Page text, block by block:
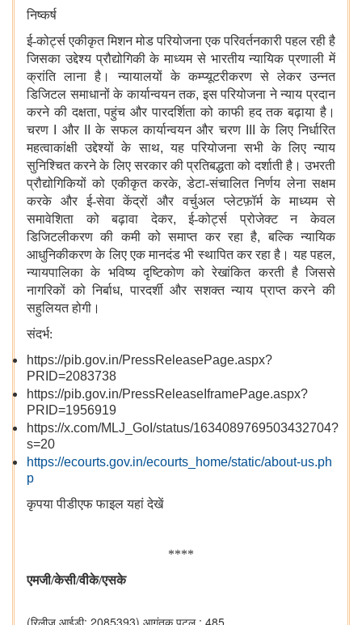
निष्कर्ष
ई-कोर्ट्स एकीकृत मिशन मोड परियोजना एक परिवर्तनकारी पहल रही है
जिसका उद्देश्य प्रौद्योगिकी के माध्यम से भारतीय न्यायिक प्रणाली में
क्रांति लाना है। न्यायालयों के कम्प्यूटरीकरण से लेकर उन्नत
डिजिटल समाधानों के कार्यान्वयन तक,इस परियोजना ने न्याय प्रदान
करने की दक्षता,पहुंच और पारदर्शिता को काफी हद तक बढ़ाया है।
चरण
और IIके सफल कार्यान्वयन और चरण IIIके लिए निर्धारित
महत्वाकांक्षी उद्देश्यों के साथ,यह परियोजना सभी के लिए न्याय
सुनिश्चित करने के लिए सरकार की प्रतिबद्धता को दर्शाती है। उभरती
प्रौद्योगिकियों को एकीकृत करके,डेटा-संचालित निर्णय लेना सक्षम
करके और ई-सेवा केंद्रों और वर्चुअल प्लेटफ़ॉर्म के माध्यम से
समावेशिता को बढ़ावा देकर,ई-कोर्ट्स प्रोजेक्ट न केवल
डिजिटलीकरण की कमी को समाप्त कर रहा है,बल्कि न्यायिक
आधुनिकीकरण के लिए एक मानदंड भी स्थापित कर रहा है। यह पहल,
न्यायपालिका के भविष्य दृष्टिकोण को रेखांकित करती है जिससे
नागरिकों को निर्बाध,पारदर्शी और सशक्त न्याय प्राप्त करने की
सहुलियत होगी।
संदर्भ:
https://pib.gov.in/PressReleasePage.aspx?
PRID=2083738
https://pib.gov.in/PressReleaseIframePage.aspx?
PRID=1956919
https://x.com/MLJ_GoI/status/1634089769503432704?
s=20
https://ecourts.gov.in/ecourts_home/static/about-us.ph
p
कृपया पीडीएफ फाइल यहां देखें
****
एमजी/केसी/वीके/एसके